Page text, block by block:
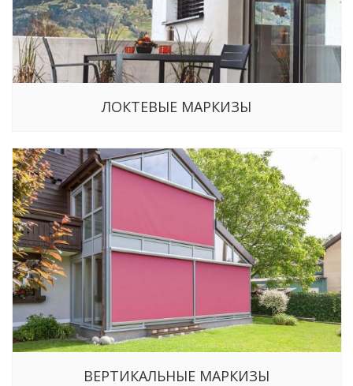
ЛОКТЕВЫЕ МАРКИЗЫ
ВЕРТИКАЛЬНЫЕ МАРКИЗЫ